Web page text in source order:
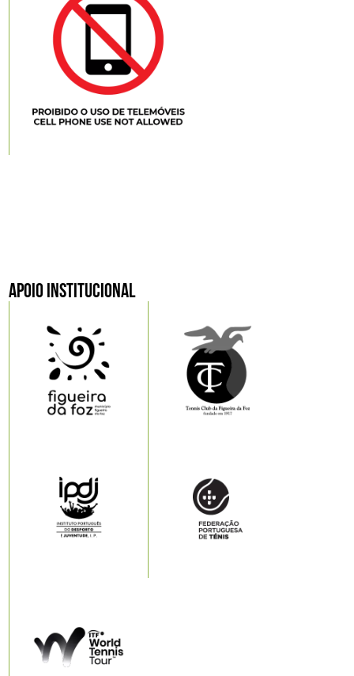
APOIO INSTITUCIONAL